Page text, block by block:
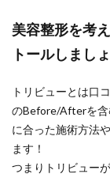
美容整形を考
トールしまし
トリビューとは口
のBefore/Afterを含
に合った施術方法
ます！
つまりトリビュー